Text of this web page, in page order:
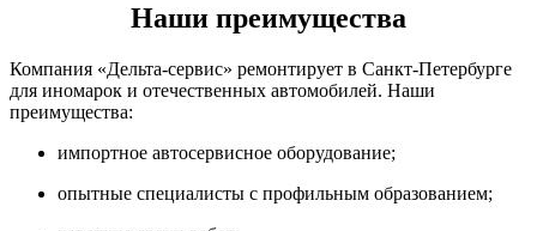
Наши преимущества
Компания «Дельта-сервис» ремонтирует в Санкт-Петербурге
для иномарок и отечественных автомобилей. Наши
преимущества:
импортное автосервисное оборудование;
опытные специалисты с профильным образованием;